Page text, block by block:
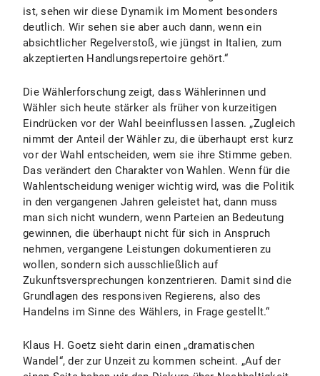
ist, sehen wir diese Dynamik im Moment besonders
deutlich. Wir sehen sie aber auch dann, wenn ein
absichtlicher Regelverstoß, wie jüngst in Italien, zum
akzeptierten Handlungsrepertoire gehört.“
Die Wählerforschung zeigt, dass Wählerinnen und
Wähler sich heute stärker als früher von kurzeitigen
Eindrücken vor der Wahl beeinflussen lassen. „Zugleich
nimmt der Anteil der Wähler zu, die überhaupt erst kurz
vor der Wahl entscheiden, wem sie ihre Stimme geben.
Das verändert den Charakter von Wahlen. Wenn für die
Wahlentscheidung weniger wichtig wird, was die Politik
in den vergangenen Jahren geleistet hat, dann muss
man sich nicht wundern, wenn Parteien an Bedeutung
gewinnen, die überhaupt nicht für sich in Anspruch
nehmen, vergangene Leistungen dokumentieren zu
wollen, sondern sich ausschließlich auf
Zukunftsversprechungen konzentrieren. Damit sind die
Grundlagen des responsiven Regierens, also des
Handelns im Sinne des Wählers, in Frage gestellt.“
Klaus H. Goetz sieht darin einen „dramatischen
Wandel“, der zur Unzeit zu kommen scheint. „Auf der